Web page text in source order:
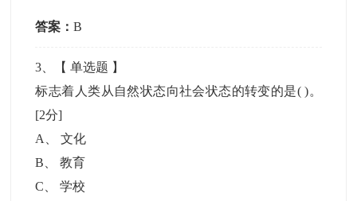
答案：B
3 、【单选题 】
标志着人类从自然状态向社会状态的转变的是( )。
[2分]
A
、文化
B 、教育
C 、学校